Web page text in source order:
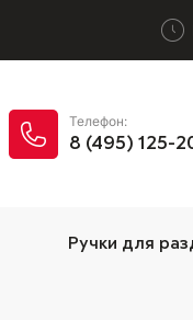
Телефон:
8 (495) 125-
Ручки для